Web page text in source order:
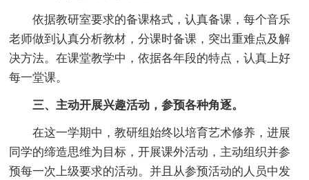
依据教研室要求的备课格式，认真备课，每个音乐
老师做到认真分析教材，分课时备课，突出重难点及解
决方法。在课堂教学中，依据各年段的特点，认真上好
每一堂课。
三、主动开展兴趣活动，参预各种角逐。
在这一学期中，教研组始终以培育艺术修养，进展
同学的缔造思维为目标，开展课外活动，主动组织并参
预每一次上级要求的活动。并且从参预活动的人员中发